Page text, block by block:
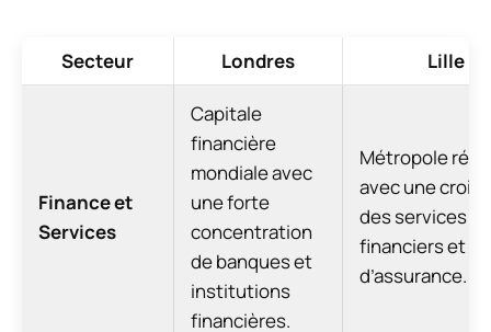
Secteur Londres Lille
Finance et
Services
Capitale
financière
mondiale avec
une forte
concentration
de banques et
institutions
financières.
Métropole
avec une
des services
financiers et
d’assurance.